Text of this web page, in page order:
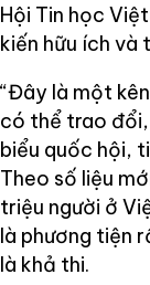
Hội Tin học
kiến hữu ích và
“Đây là một
có thể trao
biểu quốc hội,
Theo số liệu
triệu người ở
là phương tiện
là khả thi.